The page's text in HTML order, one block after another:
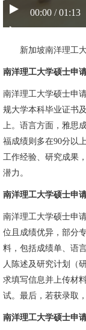
00:00 / 01:13
新加坡南洋理工
南洋理工大学硕士申
南洋理工大学硕士申
规大学本科毕业证书
上。语言方面，雅思
福成绩则多在90分以
工作经验、研究成果
潜力。
南洋理工大学硕士申
南洋理工大学硕士申
位且成绩优异，部分
料，包括成绩单、语
人陈述及研究计划（
求填写信息并上传材
试。最后，若获录取
南洋理工大学硕士申